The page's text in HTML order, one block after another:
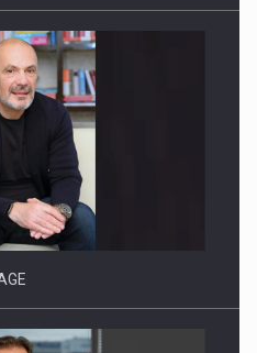
STRATEGY-Finantare